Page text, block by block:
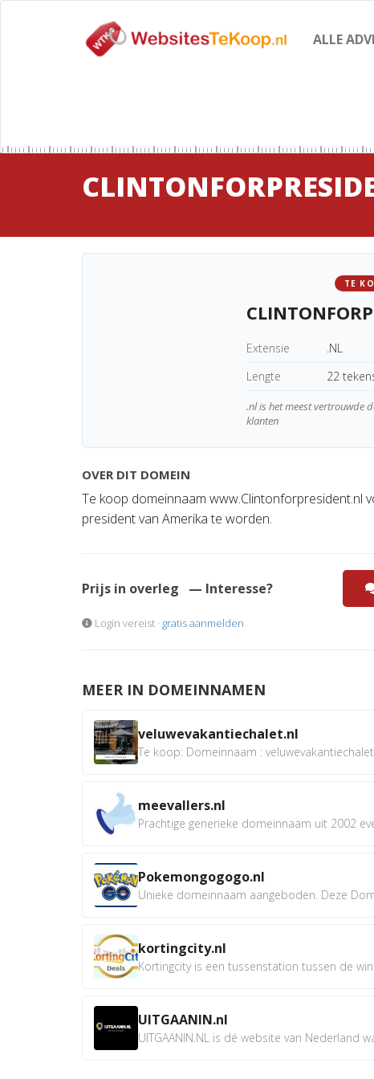
ALLE
TE
Extensie
.NL
Lengte
22
.nl is het meest vertrouwde
klanten
OVER DIT DOMEIN
Te koop domeinnaam www.Clintonforpresident.nl
president van Amerika te worden.
Prijs in overleg — Interesse?
Login vereist · gratis aanmelden
MEER IN DOMEINNAMEN
veluwevakantiechalet.nl
Te koop: Domeinnaam :
meevallers.nl
Prachtige generieke domeinnaam uit 2002
Pokemongogogo.nl
Unieke domeinnaam aangeboden. Deze
kortingcity.nl
Kortingcity is een tussenstation tussen de
UITGAANIN.nl
UITGAANIN.NL is dé website van Nederland